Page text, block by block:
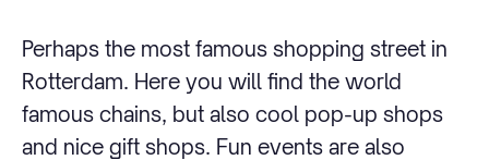
Perhaps the most famous shopping street in
Rotterdam. Here you will find the world
famous chains, but also cool pop-up shops
and nice gift shops. Fun events are also